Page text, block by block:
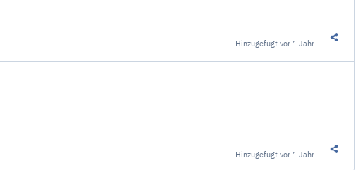
Hinzugefügtvor 1 Jahr
Hinzugefügtvor 1 Jahr